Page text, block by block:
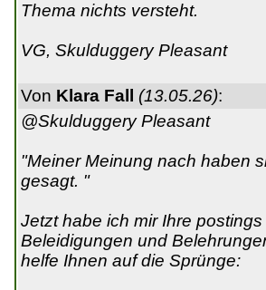
Thema nichts versteht.
VG, Skulduggery Pleasant
Von Klara Fall (13.05.26):
@Skulduggery Pleasant
"Meiner Meinung nach haben
gesagt. "
Jetzt habe ich mir Ihre
Beleidigungen und
helfe Ihnen auf die Sprünge: